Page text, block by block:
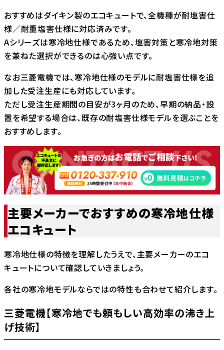
おすすめはダイキン製のエコキュートで、全機種が耐塩害仕
様／耐重塩害仕様に対応済みです。
Aシリーズは寒冷地仕様であるため、塩害対策と寒冷地対策
を兼ねた選択ができるのは心強い点です。
なお三菱電機では、寒冷地仕様のモデルに耐塩害仕様を追
加した受注生産にも対応しています。
ただし受注生産期間の目安が3ヶ月のため、早期の納品・設
置を希望する場合は、既存の耐塩害仕様モデルを選ぶことを
おすすめします。
主要メーカーでおすすめの寒冷地仕様
エコキュート
寒冷地仕様の特徴を理解したうえで、主要メーカーのエコ
キュートについて確認していきましょう。
各社の寒冷地モデルならではの特性も合わせて紹介します。
三菱電機【寒冷地でも頼もしい高効率の沸き上
げ技術】